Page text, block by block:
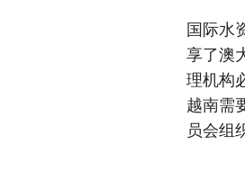
国际水
享了澳
理机构
越南需
员会组